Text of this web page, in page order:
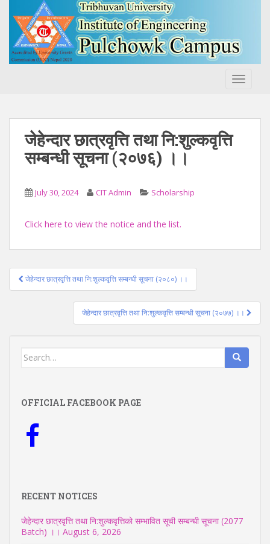
जेहेन्दार छात्रवृत्ति तथा नि:शुल्कवृत्ति
सम्बन्धी सूचना (२०७६) ।।
July 30, 2024 CIT Admin Scholarship
Click here to view the notice and the list.
Post
navigation
जेहेन्दार छात्रवृत्ति तथा नि:शुल्कवृत्ति सम्बन्धी सूचना (२०८०) ।।
जेहेन्दार छात्रवृत्ति तथा नि:शुल्कवृत्ति सम्बन्धी सूचना (२०७७) ।।
Search
OFFICIAL FACEBOOK PAGE
RECENT NOTICES
जेहेन्दार छात्रवृत्ति तथा नि:शुल्कवृत्तिको सम्भावित सूची सम्बन्धी सूचना (2077
Batch) ।। August 6, 2026